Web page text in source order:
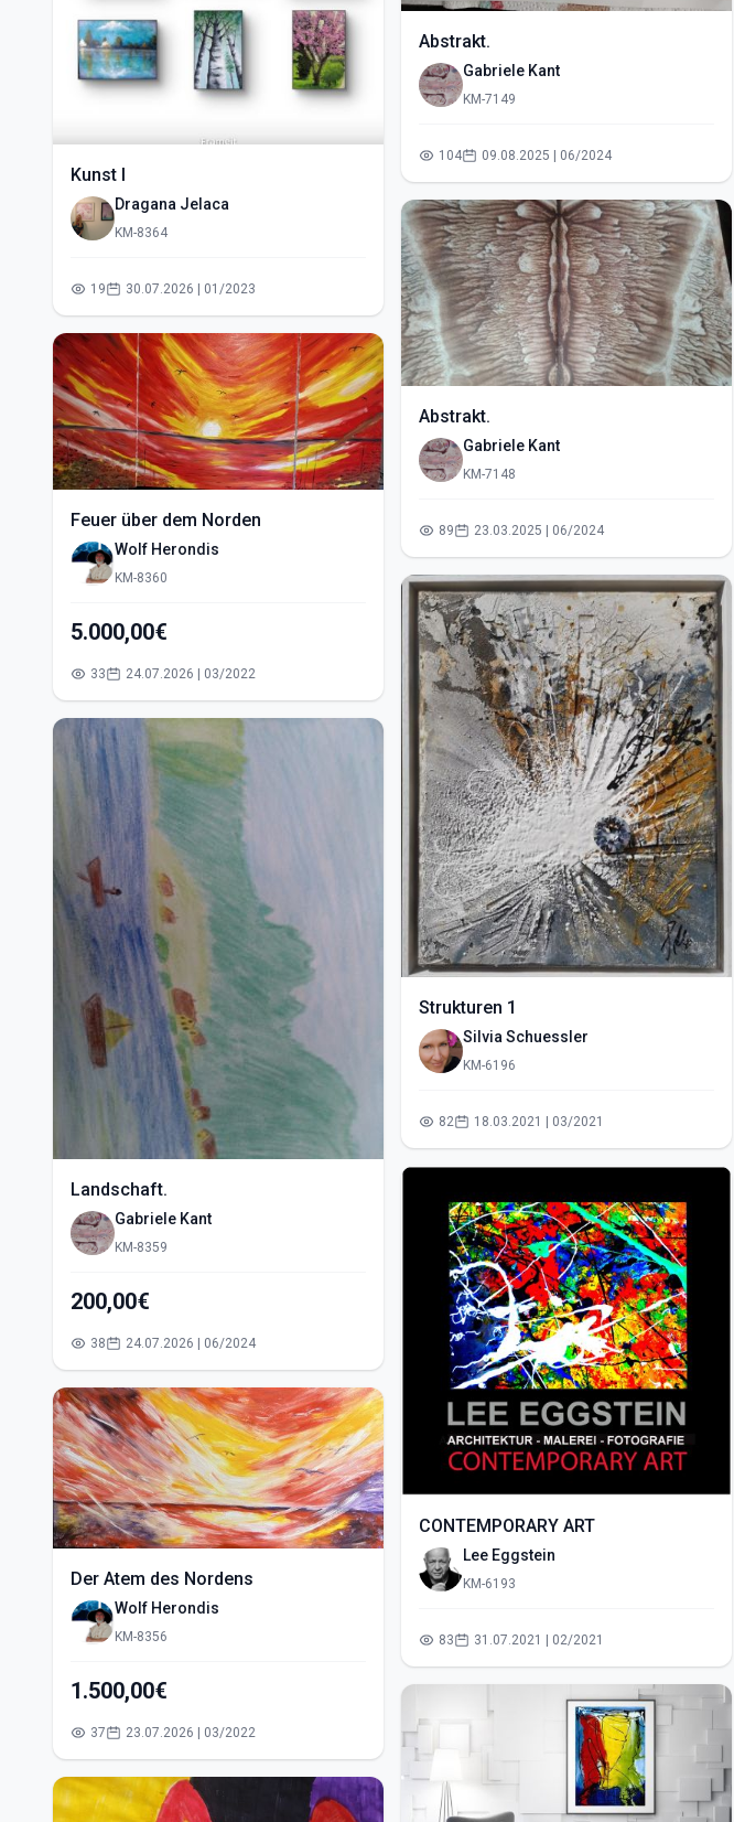
Kunst I
Dragana Jelaca
KM-8364
19 30.07.2026 | 01/2023
Feuer über dem Norden
Wolf Herondis
KM-8360
5.000,00€
33 24.07.2026 | 03/2022
Landschaft.
Gabriele Kant
KM-8359
200,00€
38 24.07.2026 | 06/2024
Der Atem des Nordens
Wolf Herondis
KM-8356
1.500,00€
37 23.07.2026 | 03/2022
Abstrakt.
Gabriele Kant
KM-7149
104 09.08.2025 | 06/2024
Abstrakt.
Gabriele Kant
KM-7148
89 23.03.2025 | 06/2024
Strukturen 1
Silvia Schuessler
KM-6196
82 18.03.2021 | 03/2021
CONTEMPORARY ART
Lee Eggstein
KM-6193
83 31.07.2021 | 02/2021